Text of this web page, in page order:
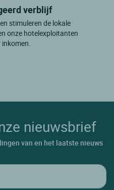
verblijf
stimuleren de lokale
onze hotelexploitanten
nieuwsbrief
van en het laatste nieuws